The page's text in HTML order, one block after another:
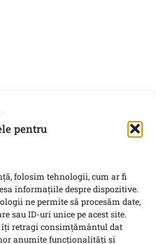
pentru
folosim tehnologii, cum ar fi
informațiile despre dispozitive.
ne permite să procesăm date,
sau ID-uri unice pe acest site.
retragi consimțământul dat
anumite funcționalități și